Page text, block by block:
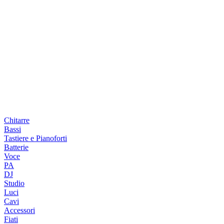
Chitarre
Bassi
Tastiere e Pianoforti
Batterie
Voce
PA
DJ
Studio
Luci
Cavi
Accessori
Fiati